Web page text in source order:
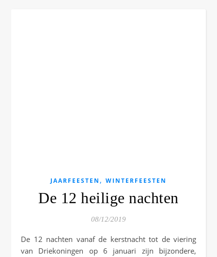
JAARFEESTEN , WINTERFEESTEN
De 12 heilige nachten
08/12/2019
De 12 nachten vanaf de kerstnacht tot de viering
van Driekoningen op 6 januari zijn bijzondere,